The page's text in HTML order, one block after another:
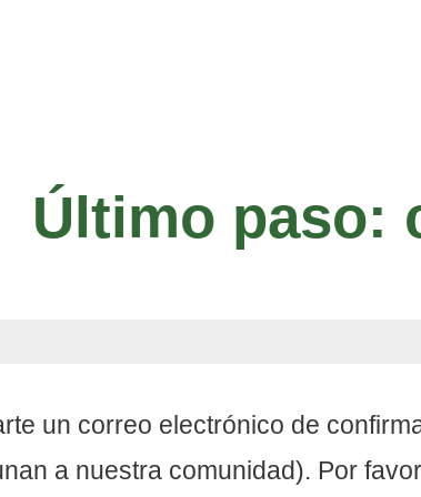
Último paso:
un correo electrónico de
a nuestra comunidad). Por